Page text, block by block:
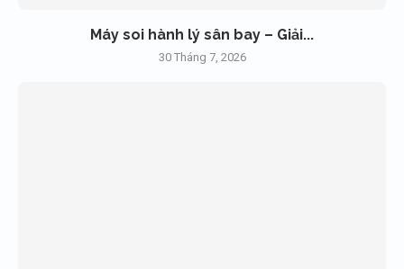
Máy soi hành lý sân bay – Giải...
30 Tháng 7, 2026